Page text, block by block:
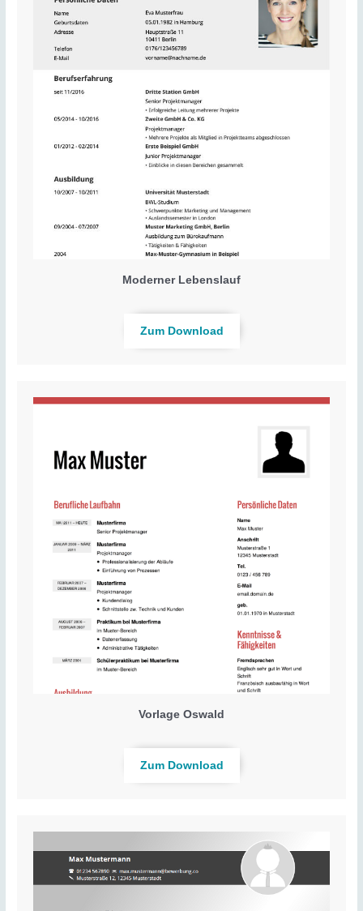
Moderner Lebenslauf
Zum Download
Vorlage Oswald
Zum Download